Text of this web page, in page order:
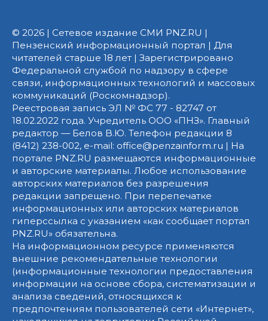
© 2026 | Сетевое издание СМИ PNZ.RU |
Пензенский информационный портал | Для
читателей старше 18 лет | Зарегистрировано
Федеральной службой по надзору в сфере
связи, информационных технологий и массовых
коммуникаций (Роскомнадзор).
Реестровая запись ЭЛ № ФС 77 - 82747 от
18.02.2022 года. Учредитель ООО «ПНЗ». Главный
редактор — Белов В.Ю. Телефон редакции 8
(8412) 238-002, e-mail: office@penzainform.ru | На
портале PNZ.RU размещаются информационные
и авторские материалы. Любое использование
авторских материалов без разрешения
редакции запрещено. При перепечатке
информационных или авторских материалов
гиперссылка с указанием «как сообщает портал
PNZ.RU» обязательна.
На информационном ресурсе применяются
внешние рекомендательные технологии
(информационные технологии предоставления
информации на основе сбора, систематизации и
анализа сведений, относящихся к
предпочтениям пользователей сети «Интернет»,